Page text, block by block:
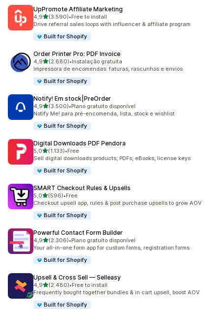
UpPromote Affiliate Marketing
4,9de 5 estrelas
(3.590)
3590 total de avaliações
•Free to install
Drive referral sales loops with influencer & affiliate program
Built for Shopify
Order Printer Pro: PDF Invoice
4,9de 5 estrelas
(2.680)
2680 total de avaliações
•Instalação gratuita
Impressora de encomendas: faturas, rascunhos e envios
Built for Shopify
Notify! Em stock|PreOrder
4,9de 5 estrelas
(3.500)
3500 total de avaliações
•Plano gratuito disponível
Notify Me! para pré-encomenda, lista, stock e wishlist
Built for Shopify
Digital Downloads PDF Pendora
5,0de 5 estrelas
(1.133)
1133 total de avaliações
•Free
Sell digital downloads products, PDFs, eBooks, license keys
Built for Shopify
SMART Checkout Rules & Upsells
5,0de 5 estrelas
(596)
596 total de avaliações
•Free
Checkout upsell app, rules & post purchase upsells to grow AOV
Built for Shopify
Powerful Contact Form Builder
4,9de 5 estrelas
(2.306)
2306 total de avaliações
•Plano gratuito disponível
Your all-in-one form app for custom forms, registration forms
Built for Shopify
Upsell & Cross Sell — Selleasy
4,9de 5 estrelas
(2.480)
2480 total de avaliações
•Free to install
Frequently bought together bundles & in cart upsell, boost AOV
Built for Shopify